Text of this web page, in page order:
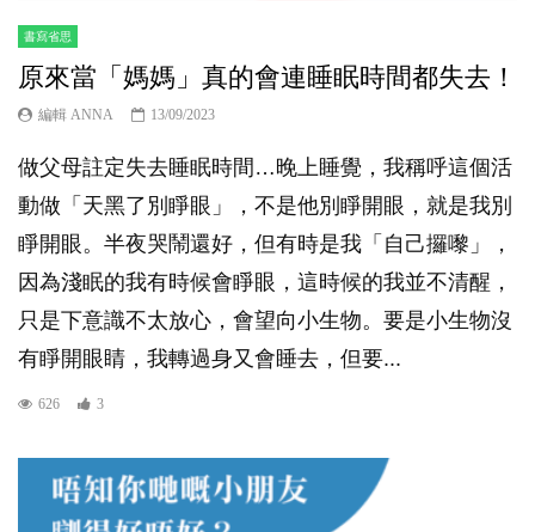
書寫省思
原來當「媽媽」真的會連睡眠時間都失去！
編輯 ANNA 13/09/2023
做父母註定失去睡眠時間…晚上睡覺，我稱呼這個活
動做「天黑了別睜眼」，不是他別睜開眼，就是我別
睜開眼。半夜哭鬧還好，但有時是我「自己攞嚟」，
因為淺眠的我有時候會睜眼，這時候的我並不清醒，
只是下意識不太放心，會望向小生物。要是小生物沒
有睜開眼睛，我轉過身又會睡去，但要...
626 3